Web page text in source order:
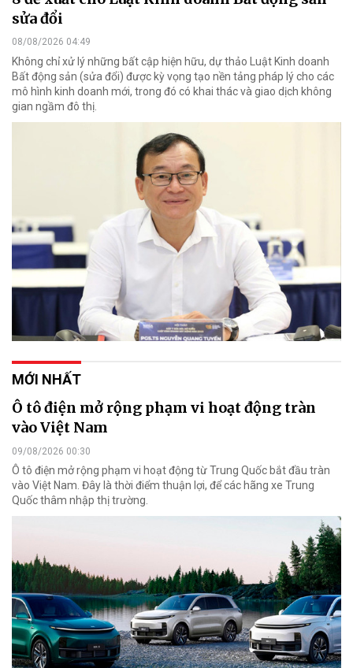
sửa đổi
08/08/2026 04:49
Không chỉ xử lý những bất cập hiện hữu, dự thảo Luật Kinh doanh
Bất động sản (sửa đổi) được kỳ vọng tạo nền tảng pháp lý cho các
mô hình kinh doanh mới, trong đó có khai thác và giao dịch không
gian ngầm đô thị.
MỚI NHẤT
Ô tô điện mở rộng phạm vi hoạt động tràn
vào Việt Nam
09/08/2026 00:30
Ô tô điện mở rộng phạm vi hoạt động từ Trung Quốc bắt đầu tràn
vào Việt Nam. Đây là thời điểm thuận lợi, để các hãng xe Trung
Quốc thâm nhập thị trường.